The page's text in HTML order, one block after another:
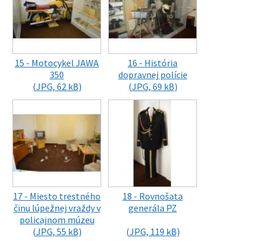
15 - Motocykel JAWA
350
(JPG, 62 kB)
16 - História
dopravnej polície
(JPG, 69 kB)
17 - Miesto trestného
činu lúpežnej vraždy v
policajnom múzeu
(JPG, 55 kB)
18 - Rovnošata
generála PZ
(JPG, 119 kB)